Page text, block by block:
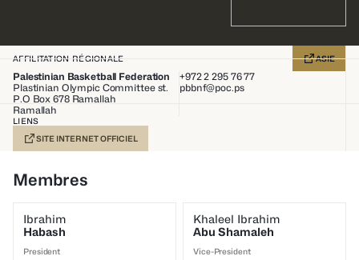
AFFILITATION RÉGIONALE ASIE
Palestinian Basketball Federation
Plastinian Olympic Committee st.
P.O Box 678 Ramallah
Ramallah
+972 2 295 76 77
pbbnf@poc.ps
LIENS
SITE INTERNET OFFICIEL
Membres
Ibrahim
Habash
President
Khaleel Ibrahim
Abu Shamaleh
Vice-President